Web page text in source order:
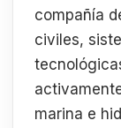
compañía
civiles,
marina e